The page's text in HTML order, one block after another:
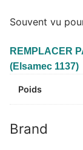
Souvent vu
REMPLACER
(Elsamec 1137)
Poids
Brand